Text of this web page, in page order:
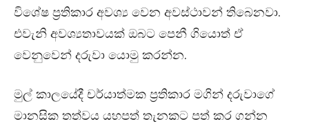
විශේෂ ප්‍රතිකාර අවශ්‍ය වෙන අවස්ථාවන් තිබෙනවා.
එවැනි අවශ්‍යතාවයක් ඔබට පෙනී ගියොත් ඒ
වෙනුවෙන් දරුවා යොමු කරන්න.
මුල් කාලයේදී චර්යාත්මක ප්‍රතිකාර මගින් දරුවාගේ
මානසික තත්වය යහපත් තැනකට පත් කර ගන්න